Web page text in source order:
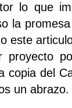
lo que
la
este
proyecto
copia del
un